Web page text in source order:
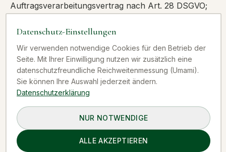
Auftragsverarbeitungsvertrag nach Art. 28 DSGVO;
entsprechend dem Abschnitt „Maklerleistungen".
Datenschutzerklärung des Anbieters:
https://propstack.de/datenschutz
Immobilienbewertung: Sprengnetter
Für fundierte Markt- und Wertermittlungen setzen
wir – sofern unsere Kundinnen und Kunden eine
solche Bewertung wünschen – Bewertungslösungen
Datenschutz-Einstellungen
Wir verwenden notwendige Cookies für den Betrieb der
Seite. Mit Ihrer Einwilligung nutzen wir zusätzlich eine
datenschutzfreundliche Reichweitenmessung (Umami).
Sie können Ihre Auswahl jederzeit ändern.
Datenschutzerklärung
NUR NOTWENDIGE
ALLE AKZEPTIEREN